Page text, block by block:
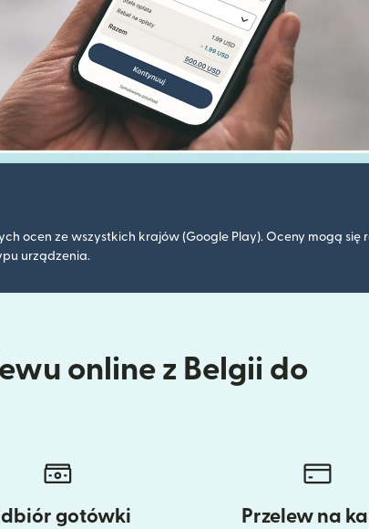
ocen ze wszystkich krajów (Google Play). Oceny mogą się
urządzenia.
online z Belgii do
gotówki
Przelew na